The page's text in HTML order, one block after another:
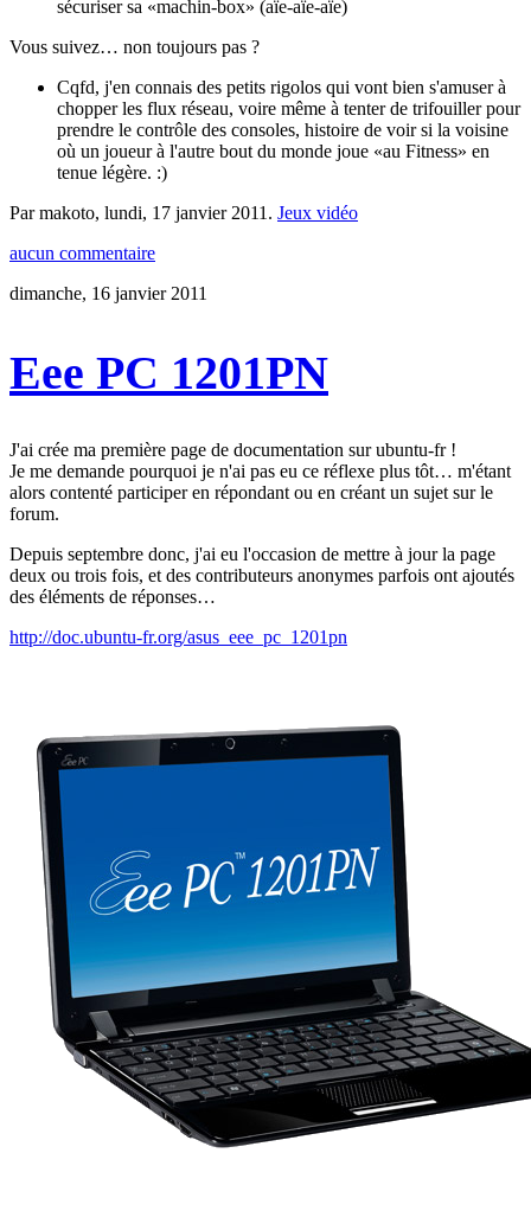
sécuriser sa «machin-box» (aïe-aïe-aïe)
Vous suivez… non toujours pas ?
Cqfd, j'en connais des petits rigolos qui vont bien s'amuser à
chopper les flux réseau, voire même à tenter de trifouiller pour
prendre le contrôle des consoles, histoire de voir si la voisine
où un joueur à l'autre bout du monde joue «au Fitness» en
tenue légère. :)
Par makoto, lundi, 17 janvier 2011 . Jeux vidéo
aucun commentaire
dimanche, 16 janvier 2011
Eee PC 1201PN
J'ai crée ma première page de documentation sur ubuntu-fr !
Je me demande pourquoi je n'ai pas eu ce réflexe plus tôt… m'étant
alors contenté participer en répondant ou en créant un sujet sur le
forum.
Depuis septembre donc, j'ai eu l'occasion de mettre à jour la page
deux ou trois fois, et des contributeurs anonymes parfois ont ajoutés
des éléments de réponses…
http://doc.ubuntu-fr.org/asus_eee_pc_1201pn